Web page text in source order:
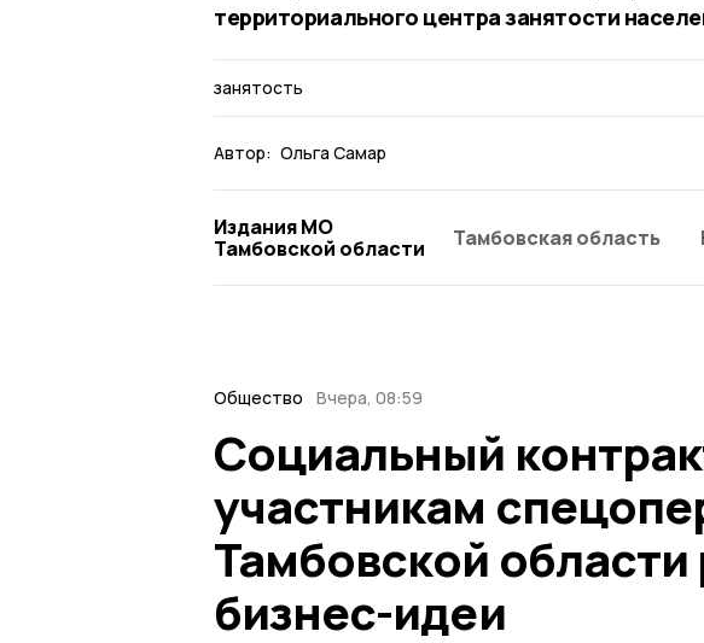
территориального центра занятости
занятость
Автор: Ольга Самар
Издания МО
Тамбовской области
Тамбовская область
Общество Вчера, 08:59
Социальный
участникам
Тамбовской области
бизнес-идеи